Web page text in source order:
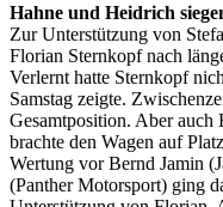
Hahne und Heidrich
Zur Unterstützung von
Florian Sternkopf nach
Verlernt hatte Sternkopf
Samstag zeigte.
Gesamtposition. Aber auch
brachte den Wagen auf
Wertung vor Bernd Jamin
(Panther Motorsport) ging